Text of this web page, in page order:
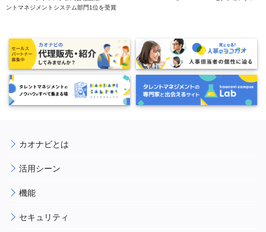
ントマネジメントシステム部門1位を受賞
カオナビとは
活用シーン
機能
セキュリティ